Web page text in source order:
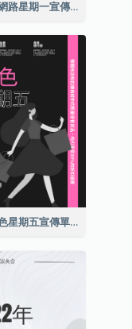
藍白色網路星期一宣傳單張
粉紅黑色星期五宣傳單張